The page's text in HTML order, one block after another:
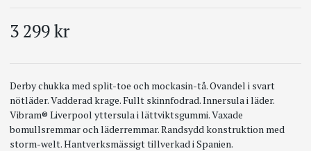
3 299 kr
Derby chukka med split-toe och mockasin-tå. Ovandel i svart
nötläder. Vadderad krage. Fullt skinnfodrad. Innersula i läder.
Vibram® Liverpool yttersula i lättviktsgummi. Vaxade
bomullsremmar och läderremmar. Randsydd konstruktion med
storm-welt. Hantverksmässigt tillverkad i Spanien.